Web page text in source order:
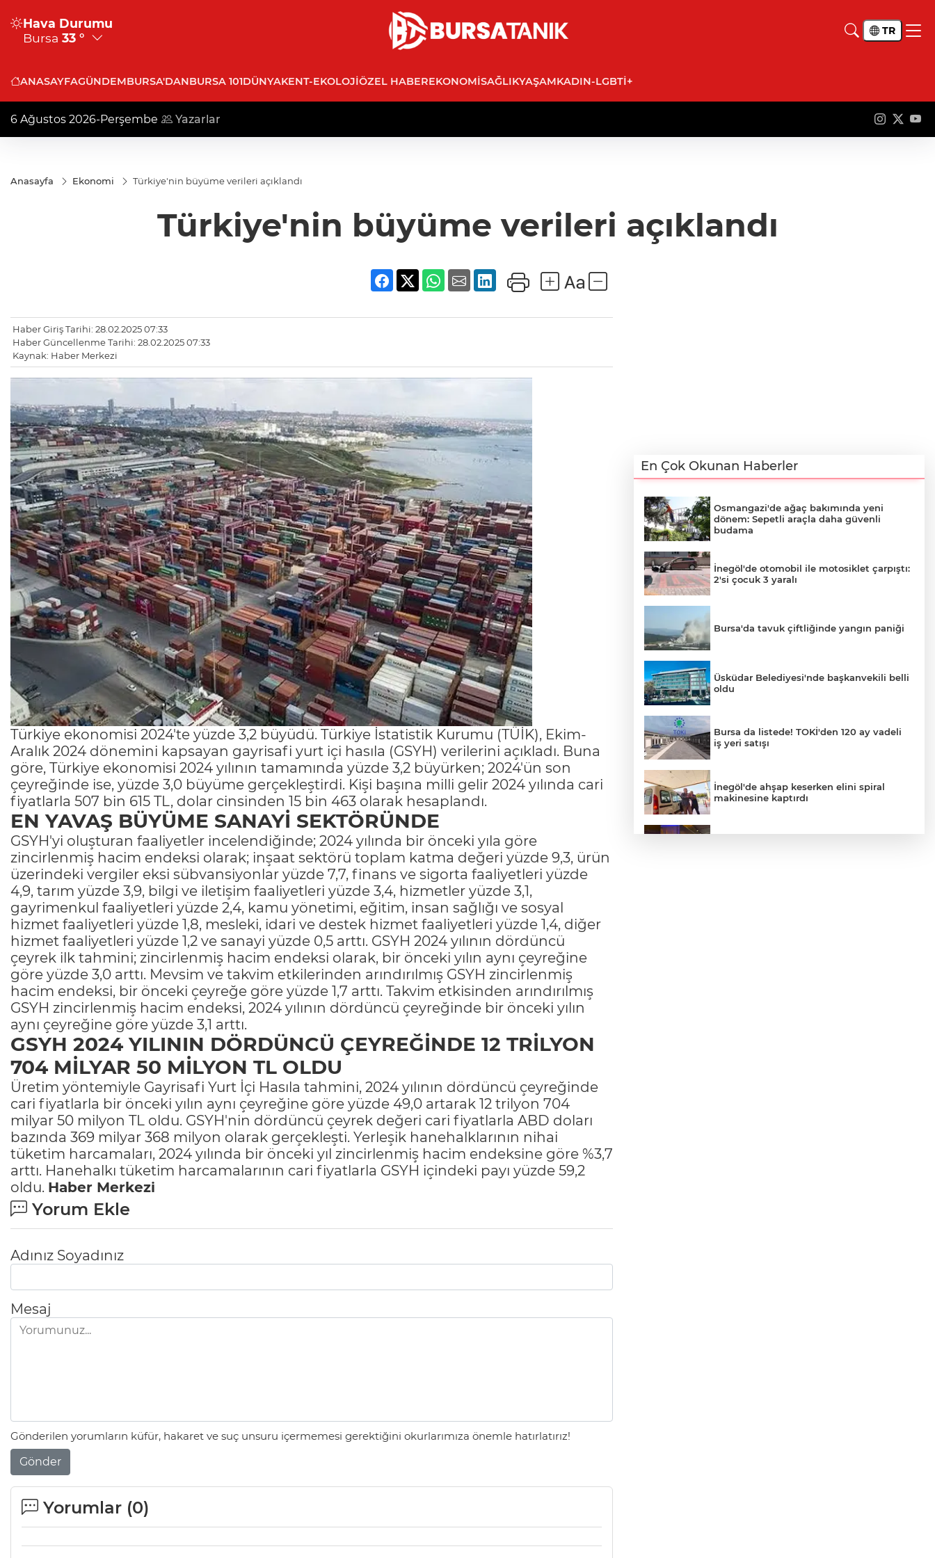
Hava Durumu
Bursa 33 ° TR
ANASAYFAGÜNDEMBURSA'DANBURSA 101DÜNYAKENT-EKOLOJIÖZEL HABEREKONOMISAĞLIKYAŞAMKADIN-LGBTİ+
6 Ağustos 2026-Perşembe Yazarlar
Anasayfa Ekonomi Türkiye'nin büyüme verileri açıklandı
Türkiye'nin büyüme verileri açıklandı
Haber Giriş Tarihi: 28.02.2025 07:33
Haber Güncellenme Tarihi: 28.02.2025 07:33
Kaynak: Haber Merkezi
Türkiye ekonomisi 2024'te yüzde 3,2 büyüdü. Türkiye İstatistik Kurumu (TÜİK), Ekim-
Aralık 2024 dönemini kapsayan gayrisafi yurt içi hasıla (GSYH) verilerini açıkladı. Buna
göre, Türkiye ekonomisi 2024 yılının tamamında yüzde 3,2 büyürken; 2024'ün son
çeyreğinde ise, yüzde 3,0 büyüme gerçekleştirdi. Kişi başına milli gelir 2024 yılında cari
fiyatlarla 507 bin 615 TL, dolar cinsinden 15 bin 463 olarak hesaplandı.
EN YAVAŞ BÜYÜME SANAYİ SEKTÖRÜNDE
GSYH'yi oluşturan faaliyetler incelendiğinde; 2024 yılında bir önceki yıla göre
zincirlenmiş hacim endeksi olarak; inşaat sektörü toplam katma değeri yüzde 9,3, ürün
üzerindeki vergiler eksi sübvansiyonlar yüzde 7,7, finans ve sigorta faaliyetleri yüzde
4,9, tarım yüzde 3,9, bilgi ve iletişim faaliyetleri yüzde 3,4, hizmetler yüzde 3,1,
gayrimenkul faaliyetleri yüzde 2,4, kamu yönetimi, eğitim, insan sağlığı ve sosyal
hizmet faaliyetleri yüzde 1,8, mesleki, idari ve destek hizmet faaliyetleri yüzde 1,4, diğer
hizmet faaliyetleri yüzde 1,2 ve sanayi yüzde 0,5 arttı. GSYH 2024 yılının dördüncü
çeyrek ilk tahmini; zincirlenmiş hacim endeksi olarak, bir önceki yılın aynı çeyreğine
göre yüzde 3,0 arttı. Mevsim ve takvim etkilerinden arındırılmış GSYH zincirlenmiş
hacim endeksi, bir önceki çeyreğe göre yüzde 1,7 arttı. Takvim etkisinden arındırılmış
GSYH zincirlenmiş hacim endeksi, 2024 yılının dördüncü çeyreğinde bir önceki yılın
aynı çeyreğine göre yüzde 3,1 arttı.
GSYH 2024 YILININ DÖRDÜNCÜ ÇEYREĞİNDE 12 TRİLYON
704 MİLYAR 50 MİLYON TL OLDU
Üretim yöntemiyle Gayrisafi Yurt İçi Hasıla tahmini, 2024 yılının dördüncü çeyreğinde
cari fiyatlarla bir önceki yılın aynı çeyreğine göre yüzde 49,0 artarak 12 trilyon 704
milyar 50 milyon TL oldu. GSYH'nin dördüncü çeyrek değeri cari fiyatlarla ABD doları
bazında 369 milyar 368 milyon olarak gerçekleşti. Yerleşik hanehalklarının nihai
tüketim harcamaları, 2024 yılında bir önceki yıl zincirlenmiş hacim endeksine göre %3,7
arttı. Hanehalkı tüketim harcamalarının cari fiyatlarla GSYH içindeki payı yüzde 59,2
oldu. Haber Merkezi
Yorum Ekle
Adınız Soyadınız
Mesaj
Gönderilen yorumların küfür, hakaret ve suç unsuru içermemesi gerektiğini okurlarımıza önemle hatırlatırız!
Gönder
Yorumlar (0)
En Çok Okunan Haberler
Osmangazi'de ağaç bakımında yeni
dönem: Sepetli araçla daha güvenli
budama
İnegöl'de otomobil ile motosiklet çarpıştı:
2'si çocuk 3 yaralı
Bursa'da tavuk çiftliğinde yangın paniği
Üsküdar Belediyesi'nde başkanvekili belli
oldu
Bursa da listede! TOKİ'den 120 ay vadeli
iş yeri satışı
İnegöl'de ahşap keserken elini spiral
makinesine kaptırdı